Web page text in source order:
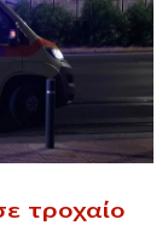
τροχαίο